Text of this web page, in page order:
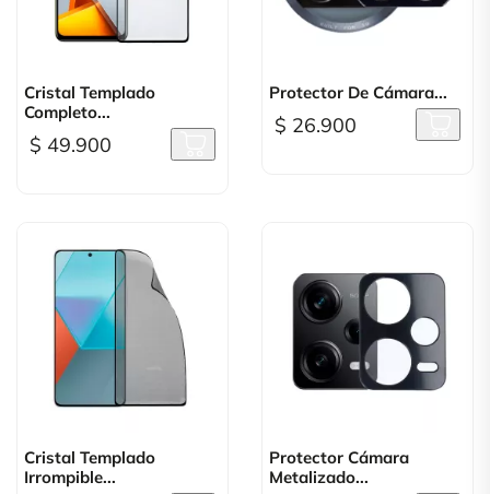
Cristal Templado
Completo...
$ 49.900
Protector De Cámara...
$ 26.900
Cristal Templado
Irrompible...
Protector Cámara
Metalizado...